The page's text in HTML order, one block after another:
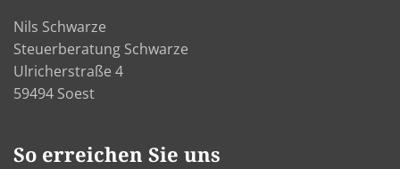
Nils Schwarze
Steuerberatung Schwarze
Ulricherstraße 4
59494 Soest
So erreichen Sie uns